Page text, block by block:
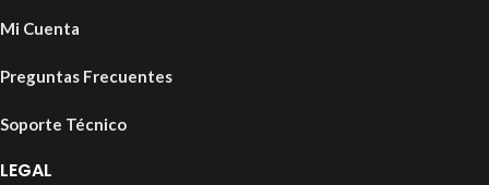
Mi Cuenta
Preguntas Frecuentes
Soporte Técnico
LEGAL